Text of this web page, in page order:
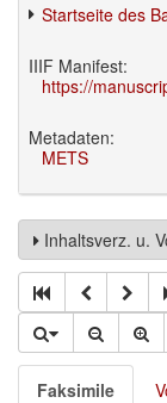
Startseite des
IIIF Manifest:
https://
Metadaten:
METS
Inhaltsverz. u.
Faksimile